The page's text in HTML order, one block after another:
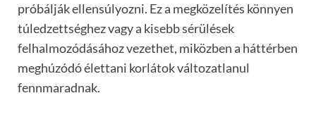
próbálják ellensúlyozni. Ez a megközelítés könnyen
túledzettséghez vagy a kisebb sérülések
felhalmozódásához vezethet, miközben a háttérben
meghúzódó élettani korlátok változatlanul
fennmaradnak.